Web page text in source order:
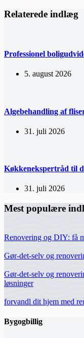
Relaterede indlæg
Professionel
5. august 2026
Algebehandling af
31. juli 2026
Køkkenekspertråd til
31. juli 2026
Mest populære
Renovering og DIY: få
Gør-det-selv og
Gør-det-selv og
løsninger
forvandl dit hjem med
Bygogbillig